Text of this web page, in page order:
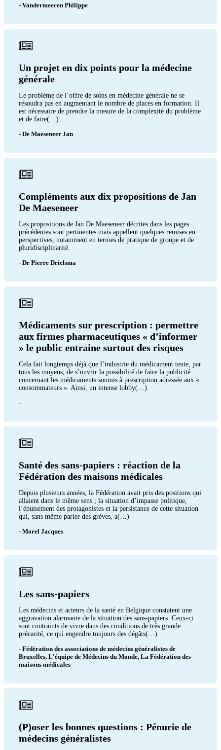
- Vandermeeren Philippe
Un projet en dix points pour la médecine
générale
Le problème de l’offre de soins en médecine générale ne se
résoudra pas en augmentant le nombre de places en formation. Il
est nécessaire de prendre la mesure de la complexité du problème
et de faire(…)
- De Maeseneer Jan
Compléments aux dix propositions de Jan
De Maeseneer
Les propositions de Jan De Maeseneer décrites dans les pages
précédentes sont pertinentes mais appellent quelques remises en
perspectives, notamment en termes de pratique de groupe et de
pluridisciplinarité.
- Dr Pierre Drielsma
Médicaments sur prescription : permettre
aux firmes pharmaceutiques « d’informer
» le public entraine surtout des risques
Cela fait longtemps déjà que l’industrie du médicament tente, par
tous les moyens, de s’ouvrir la possibilité de faire la publicité
concernant les médicaments soumis à prescription adressée aux «
consommateurs ». Ainsi, un intense lobby(…)
-
Santé des sans-papiers : réaction de la
Fédération des maisons médicales
Depuis plusieurs années, la Fédération avait pris des positions qui
allaient dans le même sens ; la situation d’impasse politique,
l’épuisement des protagonistes et la persistance de cette situation
qui, sans même parler des grèves, a(…)
- Morel Jacques
Les sans-papiers
Les médecins et acteurs de la santé en Belgique constatent une
aggravation alarmante de la situation des sans-papiers. Ceux-ci
sont contraints de vivre dans des conditions de très grande
précarité, ce qui engendre toujours des dégâts(…)
- Fédération des associations de médecins généralistes de
Bruxelles, L'équipe de Médecins du Monde, La Fédération des
maisons médicales
(P)oser les bonnes questions : Pénurie de
médecins généralistes